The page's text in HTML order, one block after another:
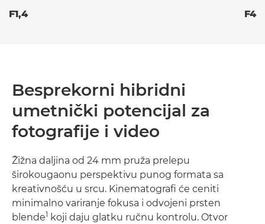
F1,4 F4
Besprekorni hibridni
umetnički potencijal za
fotografije i video
Žižna daljina od 24 mm pruža prelepu
širokougaonu perspektivu punog formata sa
kreativnošću u srcu. Kinematografi će ceniti
minimalno variranje fokusa i odvojeni prsten
blende1 koji daju glatku ručnu kontrolu. Otvor